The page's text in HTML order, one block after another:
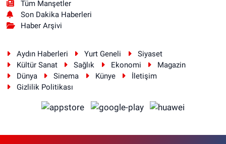
Tüm Manşetler
Son Dakika Haberleri
Haber Arşivi
Aydın Haberleri Yurt Geneli
Siyaset
Kültür Sanat
Sağlık Ekonomi
Magazin
Dünya
Sinema Künye
İletişim
Gizlilik Politikası